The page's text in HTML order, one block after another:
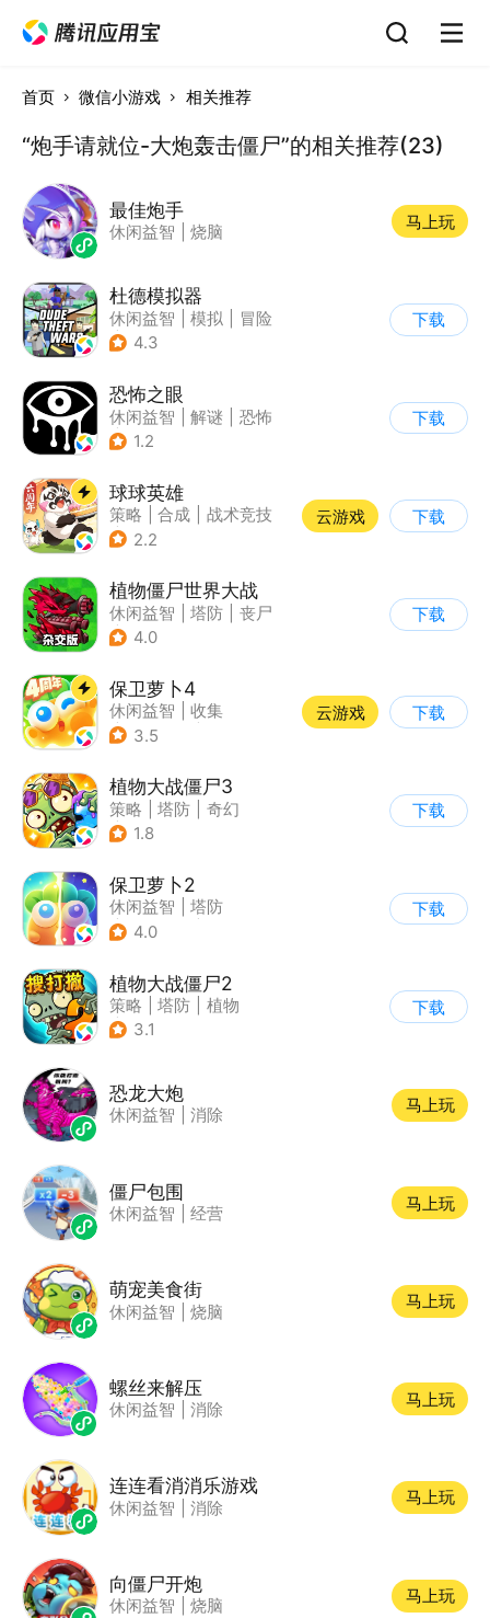
首页 微信小游戏 相关推荐
“炮手请就位-大炮轰击僵尸”的相关推荐(23)
最佳炮手
休闲益智 烧脑
马上玩
杜德模拟器
休闲益智 模拟
冒险
| 写实
4.3
下载
恐怖之眼
休闲益智 解谜
恐怖
| 单机
1.2
下载
球球英雄
策略 合成
战术竞技
| 创酷
2.2
云游戏 下载
植物僵尸世界大战
休闲益智 塔防
丧尸
| 卡通
4.0
下载
保卫萝卜4
休闲益智
收集
| 保卫萝卜
3.5
云游戏 下载
植物大战僵尸3
策略 塔防
奇幻
| 开放世界
1.8
下载
保卫萝卜2
休闲益智
塔防
| 保卫萝卜
4.0
下载
植物大战僵尸2
策略 塔防
植物
| 植物大战僵尸
3.1
下载
恐龙大炮
休闲益智 消除
马上玩
僵尸包围
休闲益智 经营
马上玩
萌宠美食街
休闲益智 烧脑
马上玩
螺丝来解压
休闲益智 消除
马上玩
连连看消消乐游戏
休闲益智 消除
马上玩
向僵尸开炮
休闲益智 烧脑
马上玩